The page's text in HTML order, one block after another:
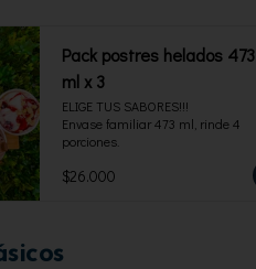
Pack postres helados 473
ml x 3
ELIGE TUS SABORES!!!
Envase familiar 473 ml, rinde 4
porciones.
$26.000